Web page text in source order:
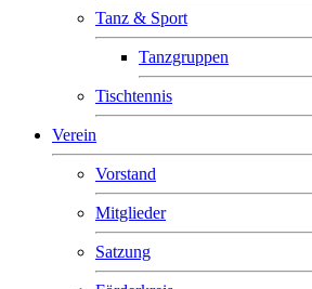
Tanz & Sport
Tanzgruppen
Tischtennis
Verein
Vorstand
Mitglieder
Satzung